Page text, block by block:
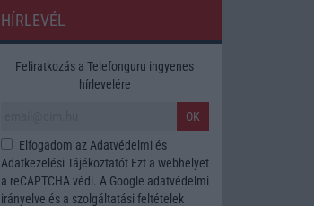
HÍRLEVÉL
Feliratkozás a Telefonguru ingyenes
hírlevelére
OK
Elfogadom az Adatvédelmi és
Adatkezelési TájékoztatótEzt a webhelyet
a reCAPTCHA védi. A Google adatvédelmi
irányelve és a szolgáltatási feltételek